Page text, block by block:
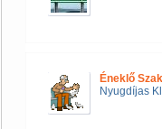
Éneklő
Nyugdíjas